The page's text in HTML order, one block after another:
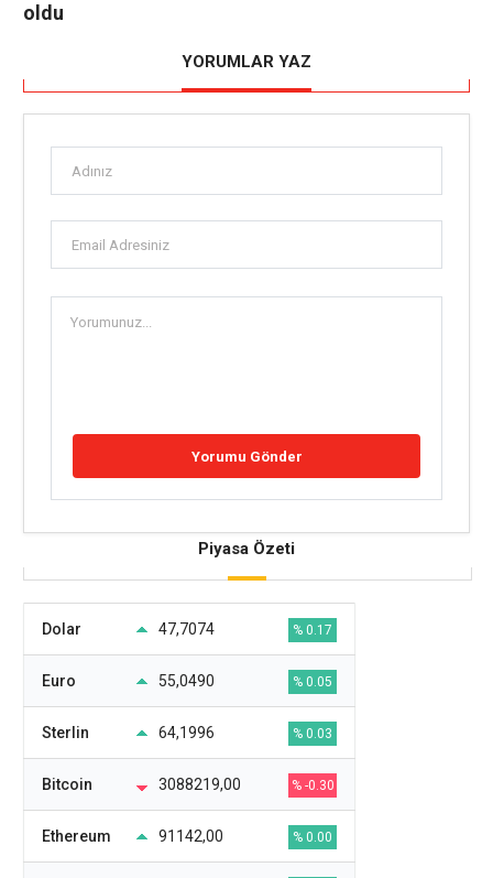
oldu
YORUMLAR YAZ
Piyasa Özeti
Dolar 47,7074 % 0.17
Euro 55,0490 % 0.05
Sterlin 64,1996 % 0.03
Bitcoin 3088219,00 % -0.30
Ethereum 91142,00 % 0.00